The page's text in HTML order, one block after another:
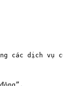
các dịch vụ